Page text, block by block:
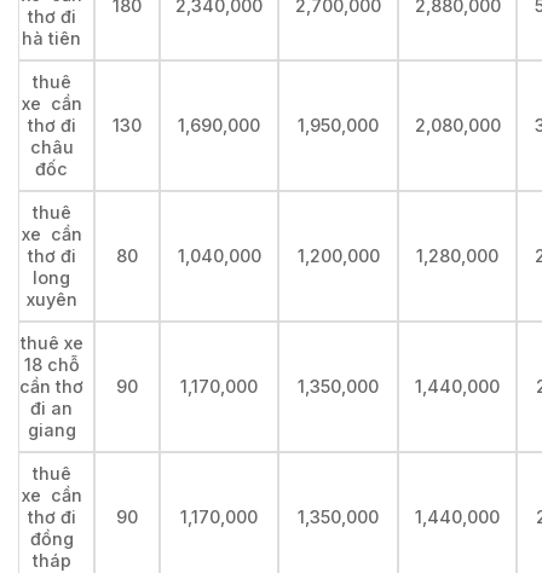
thơ đi
hà tiên
180 2,340,000 2,700,000 2,880,000
thuê
xe cần
thơ đi
châu
đốc
130 1,690,000 1,950,000 2,080,000
thuê
xe cần
thơ đi
long
xuyên
80 1,040,000 1,200,000 1,280,000
thuê xe
18 chỗ
cần thơ
đi an
giang
90 1,170,000 1,350,000 1,440,000
thuê
xe cần
thơ đi
đồng
tháp
90 1,170,000 1,350,000 1,440,000